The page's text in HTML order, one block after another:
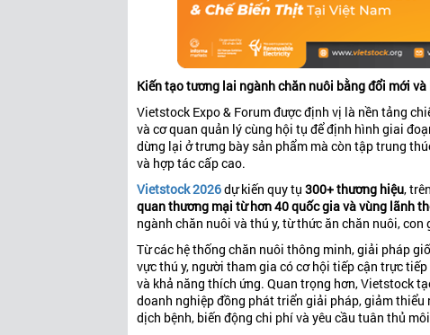
Kiến tạo tương lai ngành chăn nuôi bằng đổi mới
Vietstock Expo & Forum được định vị là nền tảng
và cơ quan quản lý cùng hội tụ để định hình giai
dừng lại ở trưng bày sản phẩm mà còn tập trung
và hợp tác cấp cao.
Vietstock 2026dự kiến quy tụ 300+ thương hiệu, trên
quan thương mại từ hơn 40 quốc gia và vùng lãnh
ngành chăn nuôi và thú y, từ thức ăn chăn nuôi,
Từ các hệ thống chăn nuôi thông minh, giải pháp
vực thú y, người tham gia có cơ hội tiếp cận trực
và khả năng thích ứng. Quan trọng hơn, Vietstock
doanh nghiệp đồng phát triển giải pháp, giảm
dịch bệnh, biến động chi phí và yêu cầu tuân thủ